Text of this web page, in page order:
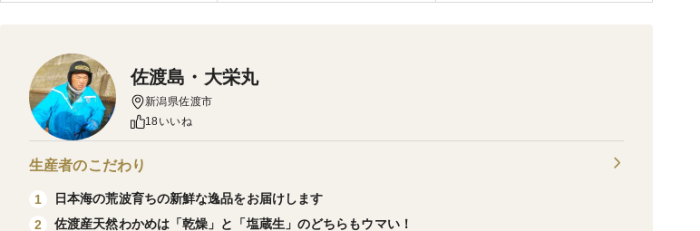
佐渡島・大栄丸
新潟県佐渡市
18いいね
生産者のこだわり
1
日本海の荒波育ちの新鮮な逸品をお届けします
2
佐渡産天然わかめは「乾燥」と「塩蔵生」のどちらもウマい！